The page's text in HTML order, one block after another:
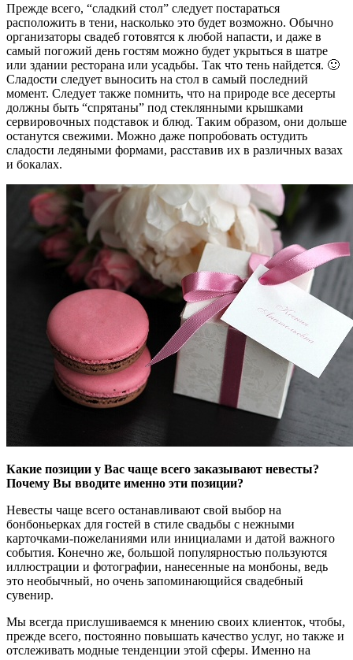
Прежде всего, “сладкий стол” следует постараться
расположить в тени, насколько это будет возможно. Обычно
организаторы свадеб готовятся к любой напасти, и даже в
самый погожий день гостям можно будет укрыться в шатре
или здании ресторана или усадьбы. Так что тень найдется. 🙂
Сладости следует выносить на стол в самый последний
момент. Следует также помнить, что на природе все десерты
должны быть “спрятаны” под стеклянными крышками
сервировочных подставок и блюд. Таким образом, они дольше
останутся свежими. Можно даже попробовать остудить
сладости ледяными формами, расставив их в различных вазах
и бокалах.
Какие позиции у Вас чаще всего заказывают невесты?
Почему Вы вводите именно эти позиции?
Невесты чаще всего останавливают свой выбор на
бонбоньерках для гостей в стиле свадьбы с нежными
карточками-пожеланиями или инициалами и датой важного
события. Конечно же, большой популярностью пользуются
иллюстрации и фотографии, нанесенные на монбоны, ведь
это необычный, но очень запоминающийся свадебный
сувенир.
Мы всегда прислушиваемся к мнению своих клиенток, чтобы,
прежде всего, постоянно повышать качество услуг, но также и
отслеживать модные тенденции этой сферы. Именно на